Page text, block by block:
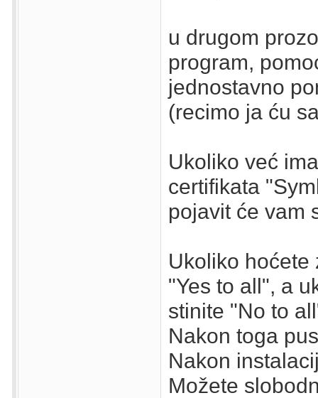
u drugom
program,
jednostavno
(recimo ja ću
Ukoliko već
certifikata
pojavit će vam
Ukoliko
"Yes to all", a
stinite "No to
Nakon toga
Nakon
Možete